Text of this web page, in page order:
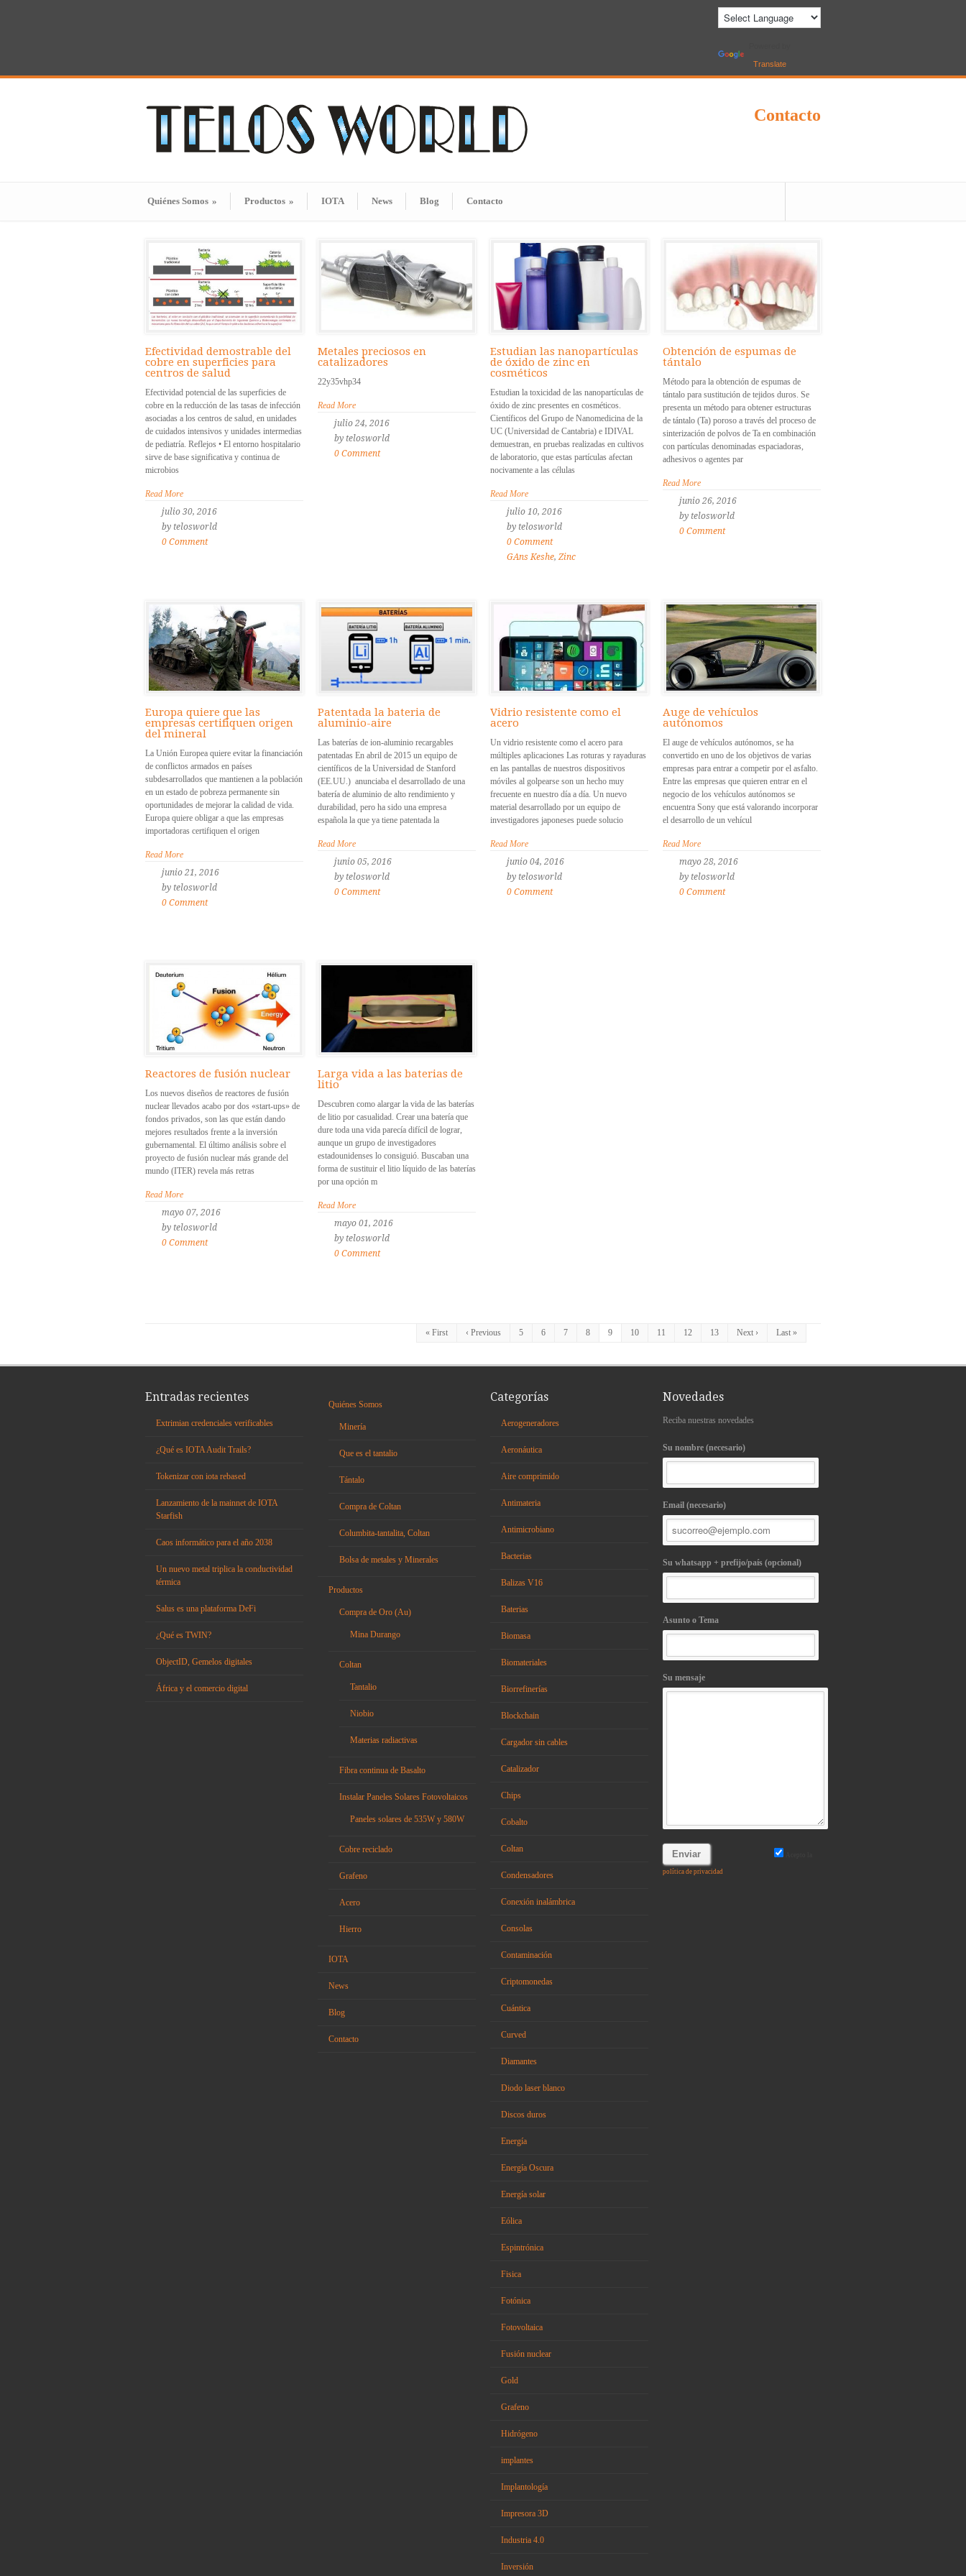
Translate
Contacto
Quiénes Somos » Productos » IOTA News Blog Contacto
Efectividad demostrable del
cobre en superficies para
centros de salud
Efectividad potencial de las superficies de
cobre en la reducción de las tasas de infección
asociadas a los centros de salud, en unidades
de cuidados intensivos y unidades intermedias
de pediatría. Reflejos • El entorno hospitalario
sirve de base significativa y continua de
microbios
Read More
julio 30, 2016
by telosworld
0 Comment
Metales preciosos en
catalizadores
22y35vhp34
Read More
julio 24, 2016
by telosworld
0 Comment
Estudian las nanopartículas
de óxido de zinc en
cosméticos
Estudian la toxicidad de las nanopartículas de
óxido de zinc presentes en cosméticos.
Científicos del Grupo de Nanomedicina de la
UC (Universidad de Cantabria) e IDIVAL
demuestran, en pruebas realizadas en cultivos
de laboratorio, que estas partículas afectan
nocivamente a las células
Read More
julio 10, 2016
by telosworld
0 Comment
GAns Keshe, Zinc
Obtención de espumas de
tántalo
Método para la obtención de espumas de
tántalo para sustitución de tejidos duros. Se
presenta un método para obtener estructuras
de tántalo (Ta) poroso a través del proceso de
sinterización de polvos de Ta en combinación
con partículas denominadas espaciadoras,
adhesivos o agentes par
Read More
junio 26, 2016
by telosworld
0 Comment
Europa quiere que las
empresas certifiquen origen
del mineral
La Unión Europea quiere evitar la financiación
de conflictos armados en países
subdesarrollados que mantienen a la población
en un estado de pobreza permanente sin
oportunidades de mejorar la calidad de vida.
Europa quiere obligar a que las empresas
importadoras certifiquen el origen
Read More
junio 21, 2016
by telosworld
0 Comment
Patentada la bateria de
aluminio-aire
Las baterías de ion-aluminio recargables
patentadas En abril de 2015 un equipo de
científicos de la Universidad de Stanford
(EE.UU.) anunciaba el desarrollado de una
batería de aluminio de alto rendimiento y
durabilidad, pero ha sido una empresa
española la que ya tiene patentada la
Read More
junio 05, 2016
by telosworld
0 Comment
Vidrio resistente como el
acero
Un vidrio resistente como el acero para
múltiples aplicaciones Las roturas y rayaduras
en las pantallas de nuestros dispositivos
móviles al golpearse son un hecho muy
frecuente en nuestro día a día. Un nuevo
material desarrollado por un equipo de
investigadores japoneses puede solucio
Read More
junio 04, 2016
by telosworld
0 Comment
Auge de vehículos
autónomos
El auge de vehículos autónomos, se ha
convertido en uno de los objetivos de varias
empresas para entrar a competir por el asfalto.
Entre las empresas que quieren entrar en el
negocio de los vehículos autónomos se
encuentra Sony que está valorando incorporar
el desarrollo de un vehícul
Read More
mayo 28, 2016
by telosworld
0 Comment
Reactores de fusión nuclear
Los nuevos diseños de reactores de fusión
nuclear llevados acabo por dos «start-ups» de
fondos privados, son las que están dando
mejores resultados frente a la inversión
gubernamental. El último análisis sobre el
proyecto de fusión nuclear más grande del
mundo (ITER) revela más retras
Read More
mayo 07, 2016
by telosworld
0 Comment
Larga vida a las baterias de
litio
Descubren como alargar la vida de las baterías
de litio por casualidad. Crear una batería que
dure toda una vida parecía difícil de lograr,
aunque un grupo de investigadores
estadounidenses lo consiguió. Buscaban una
forma de sustituir el litio líquido de las baterías
por una opción m
Read More
mayo 01, 2016
by telosworld
0 Comment
« First ‹ Previous 5 6 7 8 9 10 11 12 13 Next › Last »
Entradas recientes
Extrimian credenciales verificables
¿Qué es IOTA Audit Trails?
Tokenizar con iota rebased
Lanzamiento de la mainnet de IOTA
Starfish
Caos informático para el año 2038
Un nuevo metal triplica la conductividad
térmica
Salus es una plataforma DeFi
¿Qué es TWIN?
ObjectID, Gemelos digitales
África y el comercio digital
Quiénes Somos
Minería
Que es el tantalio
Tántalo
Compra de Coltan
Columbita-tantalita, Coltan
Bolsa de metales y Minerales
Productos
Compra de Oro (Au)
Mina Durango
Coltan
Tantalio
Niobio
Materias radiactivas
Fibra continua de Basalto
Instalar Paneles Solares Fotovoltaicos
Paneles solares de 535W y 580W
Cobre reciclado
Grafeno
Acero
Hierro
IOTA
News
Blog
Contacto
Categorías
Aerogeneradores
Aeronáutica
Aire comprimido
Antimateria
Antimicrobiano
Bacterias
Balizas V16
Baterias
Biomasa
Biomateriales
Biorrefinerías
Blockchain
Cargador sin cables
Catalizador
Chips
Cobalto
Coltan
Condensadores
Conexión inalámbrica
Consolas
Contaminación
Criptomonedas
Cuántica
Curved
Diamantes
Diodo laser blanco
Discos duros
Energía
Energía Oscura
Energía solar
Eólica
Espintrónica
Fisica
Fotónica
Fotovoltaica
Fusión nuclear
Gold
Grafeno
Hidrógeno
implantes
Implantología
Impresora 3D
Industria 4.0
Inversión
Novedades
Reciba nuestras novedades
Su nombre (necesario)
Email (necesario)
Su whatsapp + prefijo/país (opcional)
Asunto o Tema
Su mensaje
política de privacidad